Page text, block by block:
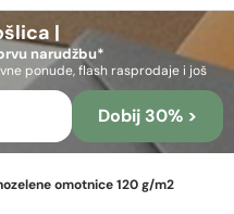
|
narudžbu*
ponude, flash rasprodaje i još
Dobij 30% >
omotnice 120 g/m2